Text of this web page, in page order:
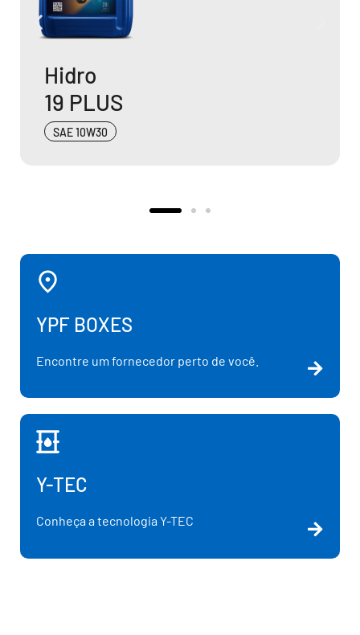
40
YPF BOXES
Encontre um fornecedor perto de você.
Y-TEC
Conheça a tecnologia Y-TEC